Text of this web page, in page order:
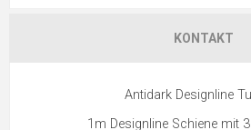
KONTAKT
Antidark Designline
1m Designline Schiene mit